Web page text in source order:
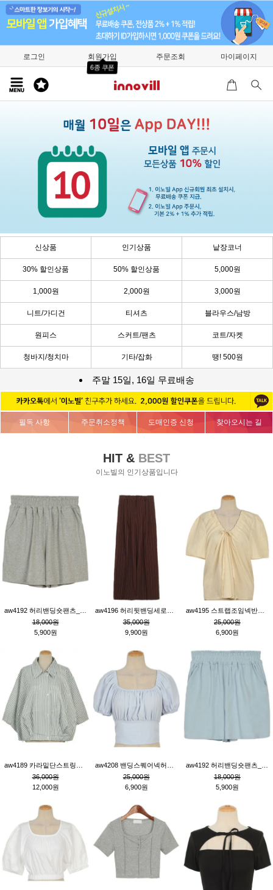
로그인 회원가입
6종 쿠폰
주문조회 마이페이지
신상품 인기상품 낱장코너
30% 할인상품 50% 할인상품 5,000원
1,000원 2,000원 3,000원
니트/가디건 티셔츠 블라우스/남방
원피스 스커트/팬츠 코트/자켓
청바지/청치마 기타/잡화 땡! 500원
주말 15일, 16일 무료배송
필독 사항 주문취소정책 도매인증 신청 찾아오시는 길
HIT & BEST
이노빌의 인기상품입니다
18,000원
5,900원
35,000원
9,900원
25,000원
6,900원
36,000원
12,000원
25,000원
6,900원
18,000원
5,900원